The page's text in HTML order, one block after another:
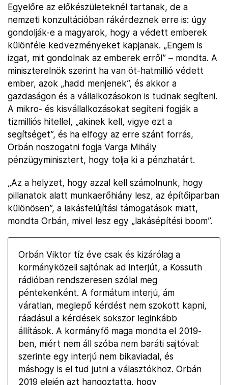
Egyelőre az előkészületeknél tartanak, de a
nemzeti konzultációban rákérdeznek erre is: úgy
gondolják-e a magyarok, hogy a védett emberek
különféle kedvezményeket kapjanak. „Engem is
izgat, mit gondolnak az emberek erről” – mondta. A
miniszterelnök szerint ha van öt-hatmillió védett
ember, azok „hadd menjenek”, és akkor a
gazdaságon és a vállalkozásokon is tudnak segíteni.
A mikro- és kisvállalkozásokat segíteni fogják a
tízmilliós hitellel, „akinek kell, vigye ezt a
segítséget”, és ha elfogy az erre szánt forrás,
Orbán noszogatni fogja Varga Mihály
pénzügyminisztert, hogy tolja ki a pénzhatárt.
„Az a helyzet, hogy azzal kell számolnunk, hogy
pillanatok alatt munkaerőhiány lesz, az építőiparban
különösen”, a lakásfelújítási támogatások miatt,
mondta Orbán, mivel lesz egy „lakásépítési boom”.
Orbán Viktor tíz éve csak és kizárólag a
kormányközeli sajtónak ad interjút, a Kossuth
rádióban rendszeresen szólal meg
péntekenként. A formátum interjú, ám
váratlan, meglepő kérdést nem szokott kapni,
ráadásul a kérdések sokszor leginkább
állítások. A kormányfő maga mondta el 2019-
ben, miért nem áll szóba nem baráti sajtóval:
szerinte egy interjú nem bikaviadal, és
máshogy is el tud jutni a választókhoz. Orbán
2019 elején azt hangoztatta, hogy